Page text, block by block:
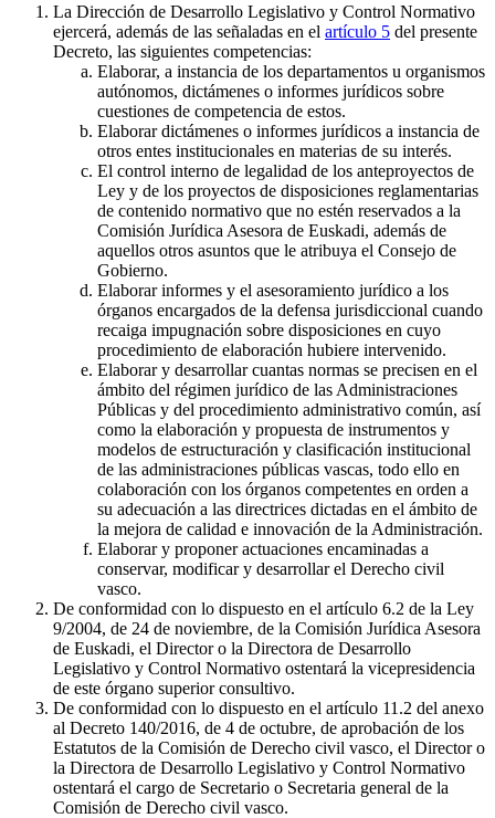
La Dirección de Desarrollo Legislativo y Control Normativo
ejercerá, además de las señaladas en el artículo 5 del presente
Decreto, las siguientes competencias:
Elaborar, a instancia de los departamentos u organismos
autónomos, dictámenes o informes jurídicos sobre
cuestiones de competencia de estos.
Elaborar dictámenes o informes jurídicos a instancia de
otros entes institucionales en materias de su interés.
El control interno de legalidad de los anteproyectos de
Ley y de los proyectos de disposiciones reglamentarias
de contenido normativo que no estén reservados a la
Comisión Jurídica Asesora de Euskadi, además de
aquellos otros asuntos que le atribuya el Consejo de
Gobierno.
Elaborar informes y el asesoramiento jurídico a los
órganos encargados de la defensa jurisdiccional cuando
recaiga impugnación sobre disposiciones en cuyo
procedimiento de elaboración hubiere intervenido.
Elaborar y desarrollar cuantas normas se precisen en el
ámbito del régimen jurídico de las Administraciones
Públicas y del procedimiento administrativo común, así
como la elaboración y propuesta de instrumentos y
modelos de estructuración y clasificación institucional
de las administraciones públicas vascas, todo ello en
colaboración con los órganos competentes en orden a
su adecuación a las directrices dictadas en el ámbito de
la mejora de calidad e innovación de la Administración.
Elaborar y proponer actuaciones encaminadas a
conservar, modificar y desarrollar el Derecho civil
vasco.
De conformidad con lo dispuesto en el artículo 6.2 de la Ley
9/2004, de 24 de noviembre, de la Comisión Jurídica Asesora
de Euskadi, el Director o la Directora de Desarrollo
Legislativo y Control Normativo ostentará la vicepresidencia
de este órgano superior consultivo.
De conformidad con lo dispuesto en el artículo 11.2 del anexo
al Decreto 140/2016, de 4 de octubre, de aprobación de los
Estatutos de la Comisión de Derecho civil vasco, el Director o
la Directora de Desarrollo Legislativo y Control Normativo
ostentará el cargo de Secretario o Secretaria general de la
Comisión de Derecho civil vasco.